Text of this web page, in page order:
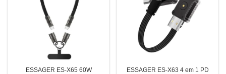
ESSAGER ES-X65 60W
ESSAGER ES-X63 4 em 1 PD